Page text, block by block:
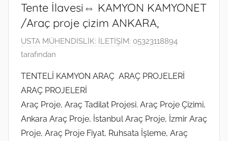
Tente İlavesi⇔ KAMYON KAMYONET
/Araç proje çizim ANKARA,
1
E
ü
l
2
0
USTA MÜHENDİSLİK: İLETİŞİM: 05323118894
tarafından
TENTELİ KAMYON ARAÇ ARAÇ PROJELERİ
ARAÇ PROJELERİ
Araç Proje, Araç Tadilat Projesi. Araç Proje Çizimi,
Ankara Araç Proje, İstanbul Araç Proje, İzmir Araç
Proje, Araç Proje Fiyat, Ruhsata İşleme, Araç